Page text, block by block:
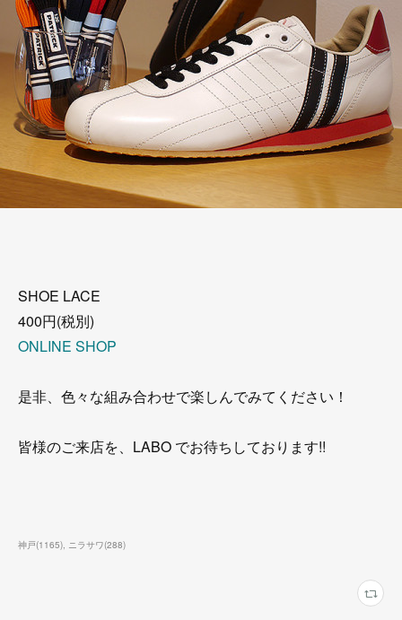
SHOE LACE
400円(税別)
ONLINE SHOP
是非、色々な組み合わせで楽しんでみてください！
皆様のご来店を、LABO でお待ちしております!!
神戸(1165) ニラサワ(288)